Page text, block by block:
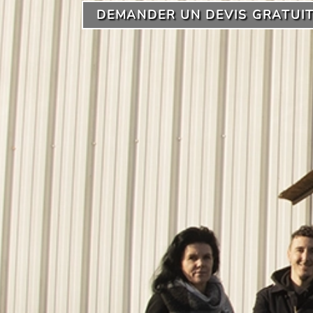
DEMANDER UN DEVIS